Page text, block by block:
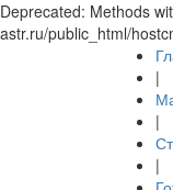
Deprecated: Methods
astr.ru/public_html/
|
|
|